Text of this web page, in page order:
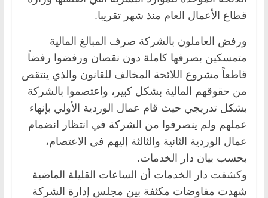
قطاع الأعمال العام منذ شهر تقريبا.
ورفض العاملون بالشركة صرف المبالغ المالية
متمسكين بصرفها كاملة دون نقصان ورفضوا رفضاً
قاطعاً مشروع اللائحة المخالف للقانون والذي ينتقص
من حقوقهم المالية بشكل كبير، واعتصموا بالشركة
بشكل تدريجي حيث قام عمال الوردية الأولي بإنهاء
عملهم ولم ينصرفوا من الشركة في انتظار انضمام
عمال الوردية الثانية والثالثة إليهم في الاعتصام،
بحسب بيان دار الخدمات.
وكشفت دار الخدمات أن الساعات القليلة الماضية
شهدت مفاوضات مكثفة بين مجلس إدارة الشركة